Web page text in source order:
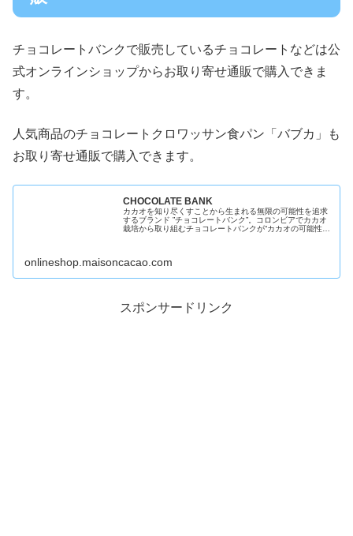
チョコレートバンクで販売しているチョコレートなどは公
式オンラインショップからお取り寄せ通販で購入できま
す。
人気商品のチョコレートクロワッサン食パン「バブカ」も
お取り寄せ通販で購入できます。
CHOCOLATE BANK
カカオを知り尽くすことから生まれる無限の可能性を追求
するブランド ”チョコレートバンク”。コロンビアでカカオ
栽培から取り組むチョコレートバンクが“カカオの可能性に
onlineshop.maisoncacao.com
スポンサードリンク